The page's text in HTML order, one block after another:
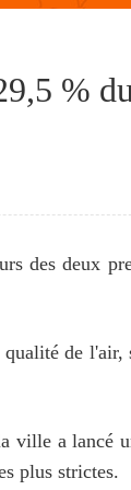
%
des deux
de
ville a lancé
plus strictes.